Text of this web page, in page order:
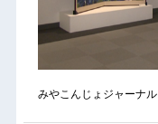
みやこんじょジャーナル